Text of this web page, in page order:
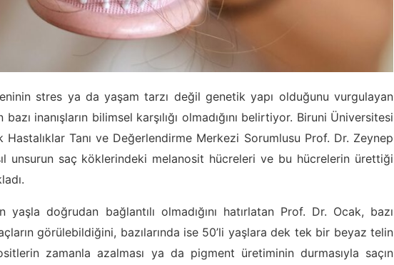
stres ya da yaşam tarzı değil genetik yapı olduğunu vurgulayan
inanışların bilimsel karşılığı olmadığını belirtiyor. Biruni Üniversitesi
Hastalıklar Tanı ve Değerlendirme Merkezi Sorumlusu Prof. Dr. Zeynep
unsurun saç köklerindeki melanosit hücreleri ve bu hücrelerin ürettiği
yaşla doğrudan bağlantılı olmadığını hatırlatan Prof. Dr. Ocak, bazı
görülebildiğini, bazılarında ise 50’li yaşlara dek tek bir beyaz telin
zamanla azalması ya da pigment üretiminin durmasıyla saçın